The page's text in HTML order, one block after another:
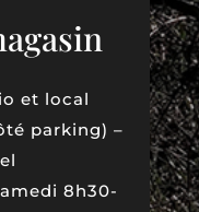
et local
parking) –
8h30-